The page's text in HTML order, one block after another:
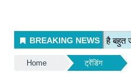
Home ट्रेंडिंग